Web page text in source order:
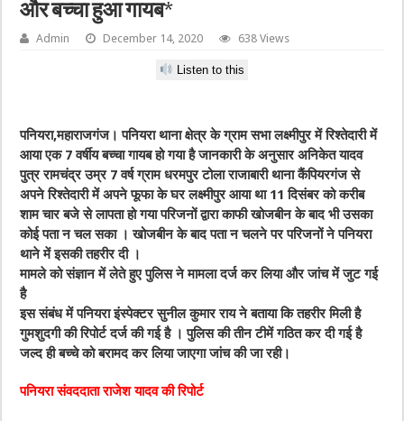
और बच्चा हुआ गायब*
Admin December 14, 2020 638 Views
Listen to this
पनियरा,महाराजगंज। पनियरा थाना क्षेत्र के ग्राम सभा लक्ष्मीपुर में रिश्तेदारी में
आया एक 7 वर्षीय बच्चा गायब हो गया है जानकारी के अनुसार अनिकेत यादव
पुत्र रामचंद्र उम्र 7 वर्ष ग्राम धरमपुर टोला राजाबारी थाना कैंपियरगंज से
अपने रिश्तेदारी में अपने फूफा के घर लक्ष्मीपुर आया था 11 दिसंबर को करीब
शाम चार बजे से लापता हो गया परिजनों द्वारा काफी खोजबीन के बाद भी उसका
कोई पता न चल सका । खोजबीन के बाद पता न चलने पर परिजनों ने पनियरा
थाने में इसकी तहरीर दी ।
मामले को संज्ञान में लेते हुए पुलिस ने मामला दर्ज कर लिया और जांच में जुट गई
है
इस संबंध में पनियरा इंस्पेक्टर सुनील कुमार राय ने बताया कि तहरीर मिली है
गुमशुदगी की रिपोर्ट दर्ज की गई है । पुलिस की तीन टीमें गठित कर दी गई है
जल्द ही बच्चे को बरामद कर लिया जाएगा जांच की जा रही।
पनियरा संवददाता राजेश यादव की रिपोर्ट